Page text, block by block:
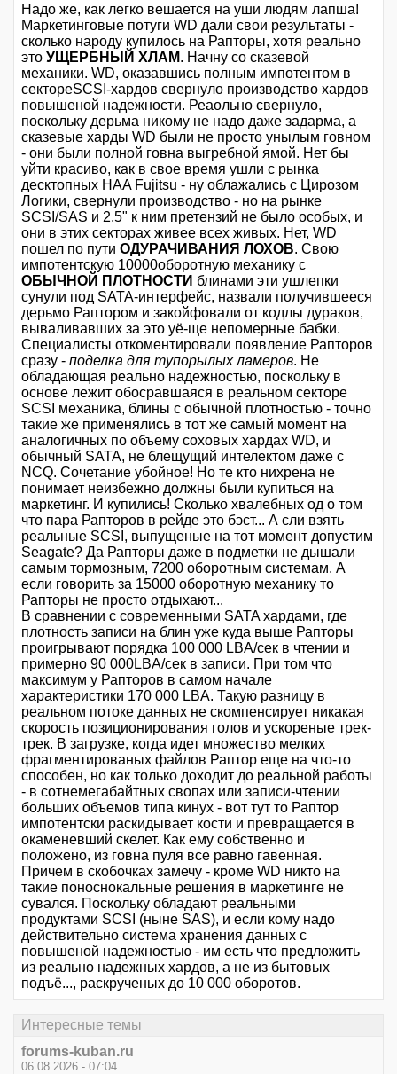
Надо же, как легко вешается на уши людям лапша!
Маркетинговые потуги WD дали свои результаты -
сколько народу купилось на Рапторы, хотя реально
это УЩЕРБНЫЙ ХЛАМ. Начну со сказевой
механики. WD, оказавшись полным импотентом в
сектореSCSI-хардов свернуло производство хардов
повышеной надежности. Реаольно свернуло,
поскольку дерьма никому не надо даже задарма, а
сказевые харды WD были не просто унылым говном
- они были полной говна выгребной ямой. Нет бы
уйти красиво, как в свое время ушли с рынка
десктопных HAA Fujitsu - ну облажались с Цирозом
Логики, свернули производство - но на рынке
SCSI/SAS и 2,5" к ним претензий не было особых, и
они в этих секторах живее всех живых. Нет, WD
пошел по пути ОДУРАЧИВАНИЯ ЛОХОВ. Свою
импотентскую 10000оборотную механику с
ОБЫЧНОЙ ПЛОТНОСТИ блинами эти ушлепки
сунули под SATA-интерфейс, назвали получившееся
дерьмо Раптором и закойфовали от кодлы дураков,
вываливавших за это уё-ще непомерные бабки.
Специалисты откоментировали появление Рапторов
сразу - поделка для тупорылых ламеров. Не
обладающая реально надежностью, поскольку в
основе лежит обосравшаяся в реальном секторе
SCSI механика, блины с обычной плотностью - точно
такие же применялись в тот же самый момент на
аналогичных по объему соховых хардах WD, и
обычный SATA, не блещущий интелектом даже с
NCQ. Сочетание убойное! Но те кто нихрена не
понимает неизбежно должны были купиться на
маркетинг. И купились! Сколько хвалебных од о том
что пара Рапторов в рейде это бэст... А сли взять
реальные SCSI, выпущеные на тот момент допустим
Seagate? Да Рапторы даже в подметки не дышали
самым тормозным, 7200 оборотным системам. А
если говорить за 15000 оборотную механику то
Рапторы не просто отдыхают...
В сравнении с современными SATA хардами, где
плотность записи на блин уже куда выше Рапторы
проигрывают порядка 100 000 LBA/сек в чтении и
примерно 90 000LBA/сек в записи. При том что
максимум у Рапторов в самом начале
характеристики 170 000 LBA. Такую разницу в
реальном потоке данных не скомпенсирует никакая
скорость позиционирования голов и ускореные трек-
трек. В загрузке, когда идет множество мелких
фрагментированых файлов Раптор еще на что-то
способен, но как только доходит до реальной работы
- в сотнемегабайтных свопах или записи-чтении
больших объемов типа кинух - вот тут то Раптор
импотентски раскидывает кости и превращается в
окаменевший скелет. Как ему собственно и
положено, из говна пуля все равно гавенная.
Причем в скобочках замечу - кроме WD никто на
такие поноснокальные решения в маркетинге не
сувался. Поскольку обладают реальными
продуктами SCSI (ныне SAS), и если кому надо
действительно система хранения данных с
повышеной надежностью - им есть что предложить
из реально надежных хардов, а не из бытовых
подъё..., раскрученых до 10 000 оборотов.
Интересные темы
forums-kuban.ru
06.08.2026 - 07:04